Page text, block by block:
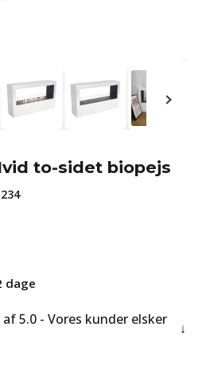
to-sidet biopejs
dage
af 5.0 - Vores kunder elsker